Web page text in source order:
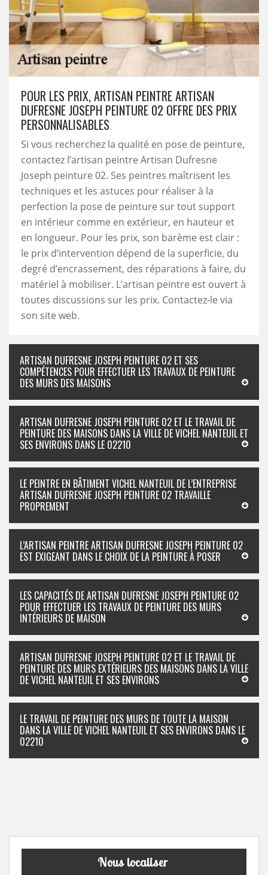
POUR LES PRIX, ARTISAN PEINTRE ARTISAN
DUFRESNE JOSEPH PEINTURE 02 OFFRE DES PRIX
PERSONNALISABLES
Si vous recherchez la qualité en pose de peinture,
contactez l’artisan peintre Artisan Dufresne
Joseph peinture 02. Ses peintres maîtrisent les
techniques et les astuces pour réaliser à la
perfection la pose de peinture sur tout support
en intérieur comme en extérieur, en hauteur et
en longueur. Pour les prix, son barème est clair :
le prix d’intervention dépend de la superficie, du
degré d’encrassement, des réparations à faire, du
matériel à mobiliser. L’artisan peintre est ouvert à
toutes discussions sur les prix. Contactez-le via
son site web.
ARTISAN DUFRESNE JOSEPH PEINTURE 02 ET SES
COMPÉTENCES POUR EFFECTUER LES TRAVAUX DE PEINTURE
DES MURS DES MAISONS
ARTISAN DUFRESNE JOSEPH PEINTURE 02 ET LE TRAVAIL DE
PEINTURE DES MAISONS DANS LA VILLE DE VICHEL NANTEUIL ET
SES ENVIRONS DANS LE 02210
LE PEINTRE EN BÂTIMENT VICHEL NANTEUIL DE L’ENTREPRISE
ARTISAN DUFRESNE JOSEPH PEINTURE 02 TRAVAILLE
PROPREMENT
L’ARTISAN PEINTRE ARTISAN DUFRESNE JOSEPH PEINTURE 02
EST EXIGEANT DANS LE CHOIX DE LA PEINTURE À POSER
LES CAPACITÉS DE ARTISAN DUFRESNE JOSEPH PEINTURE 02
POUR EFFECTUER LES TRAVAUX DE PEINTURE DES MURS
INTÉRIEURS DE MAISON
ARTISAN DUFRESNE JOSEPH PEINTURE 02 ET LE TRAVAIL DE
PEINTURE DES MURS EXTÉRIEURS DES MAISONS DANS LA VILLE
DE VICHEL NANTEUIL ET SES ENVIRONS
LE TRAVAIL DE PEINTURE DES MURS DE TOUTE LA MAISON
DANS LA VILLE DE VICHEL NANTEUIL ET SES ENVIRONS DANS LE
02210
Nous localiser